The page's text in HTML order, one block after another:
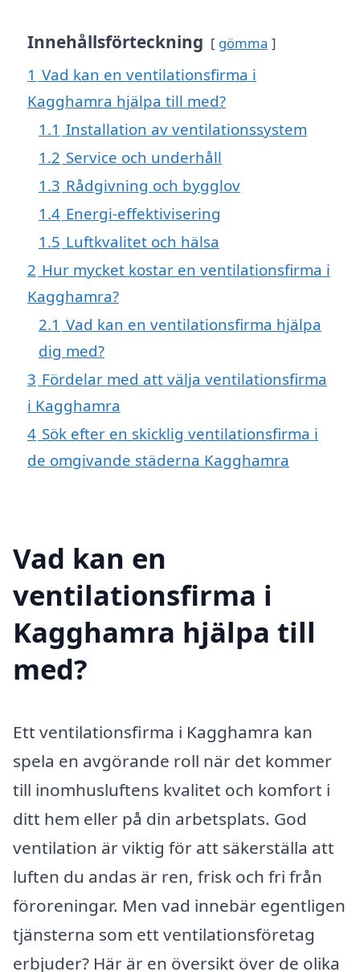
Innehållsförteckning gömma
1 Vad kan en ventilationsfirma i
Kagghamra hjälpa till med?
1.1 Installation av ventilationssystem
1.2 Service och underhåll
1.3 Rådgivning och bygglov
1.4 Energi-effektivisering
1.5 Luftkvalitet och hälsa
2 Hur mycket kostar en ventilationsfirma i
Kagghamra?
2.1 Vad kan en ventilationsfirma hjälpa
dig med?
3 Fördelar med att välja ventilationsfirma
i Kagghamra
4 Sök efter en skicklig ventilationsfirma i
de omgivande städerna Kagghamra
Vad kan en
ventilationsfirma i
Kagghamra hjälpa till
med?
Ett ventilationsfirma i Kagghamra kan
spela en avgörande roll när det kommer
till inomhusluftens kvalitet och komfort i
ditt hem eller på din arbetsplats. God
ventilation är viktig för att säkerställa att
luften du andas är ren, frisk och fri från
föroreningar. Men vad innebär egentligen
tjänsterna som ett ventilationsföretag
erbjuder? Här är en översikt över de olika